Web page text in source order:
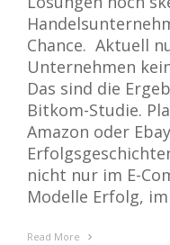
Chance. Aktuell
Unternehmen
Das sind die
Bitkom-Studie.
Amazon oder
nicht nur im E-
Modelle Erfolg,
Read More